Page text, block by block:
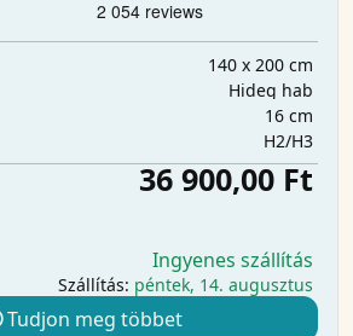
140 x 200 cm
Hideg hab
16 cm
H2/H3
36 900,00 Ft
Ingyenes szállítás
Szállítás: péntek, 14. augusztus
Tudjon meg többet